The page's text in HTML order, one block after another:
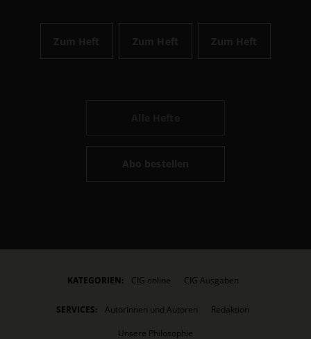
Zum Heft Zum Heft Zum Heft
Abo bestellen
KATEGORIEN: CIG online CIG Ausgaben
SERVICES: Autorinnen und Autoren
Redaktion
Unsere Philosophie